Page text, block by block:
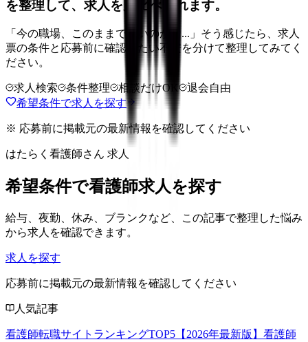
を整理して、求人を見比べられます。
「今の職場、このままでいいのかな...」そう感じたら、求人
票の条件と応募前に確認したい不安を分けて整理してみてく
ださい。
求人検索 条件整理 相談だけOK
退会自由
希望条件で求人を探す
※ 応募前に掲載元の最新情報を確認してください
はたらく看護師さん 求人
希望条件で看護師求人を探す
給与、夜勤、休み、ブランクなど、この記事で整理した悩み
から求人を確認できます。
求人を探す
応募前に掲載元の最新情報を確認してください
人気記事
看護師転職サイトランキングTOP5【2026年最新版】 看護師